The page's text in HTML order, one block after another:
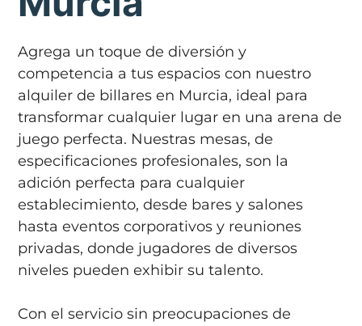
Agrega un toque de diversión y
competencia a tus espacios con nuestro
alquiler de billares en Murcia, ideal para
transformar cualquier lugar en una arena de
juego perfecta. Nuestras mesas, de
especificaciones profesionales, son la
adición perfecta para cualquier
establecimiento, desde bares y salones
hasta eventos corporativos y reuniones
privadas, donde jugadores de diversos
niveles pueden exhibir su talento.
Con el servicio sin preocupaciones de